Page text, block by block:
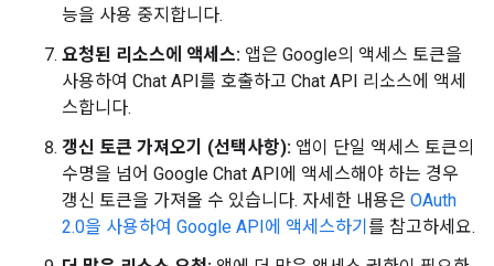
능을 사용 중지합니다.
요청된 리소스에 액세스: 앱은 Google의 액세스 토큰을
사용하여 Chat API를 호출하고 Chat API 리소스에 액세
스합니다.
갱신 토큰 가져오기 (선택사항): 앱이 단일 액세스 토큰의
수명을 넘어 Google Chat API에 액세스해야 하는 경우
갱신 토큰을 가져올 수 있습니다. 자세한 내용은 OAuth
2.0을 사용하여 Google API에 액세스하기 를 참고하세요.